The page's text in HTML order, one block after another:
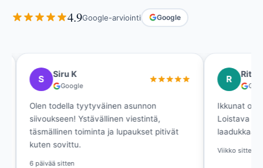
4.9Google-arviointi Google
Siru K
Google
Olen todella tyytyväinen asunnon
siivoukseen! Ystävällinen viestintä,
täsmällinen toiminta ja lupaukset pitivät
kuten sovittu.
6 päivää sitten
Ritva
Google
Ikkunat ovat
Loistava
laadukkaalla
Viikko sitten